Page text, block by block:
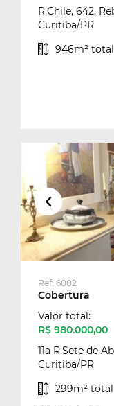
Você tem
apagar
R.Chile, 642.
Curitiba/PR
946m² total
Ref: 6002
Cobertura
Valor total:
R$ 980.000,00
11a R.Sete de
Curitiba/PR
299m² total